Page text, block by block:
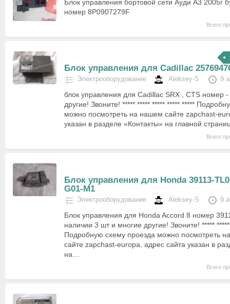
Блок управления бортовой сети Ауди А3 2005г
номер 8P0907279F
Всего
Блок управления для Cadillac
Электрооборудование Aleksey-S 9
блок управления для Cadillac SRX , CTS номер
другие! Звоните! ***** ***** ***** ***** *****
можно посмотреть на нашем сайте zapchast-
указан в разделе «Контакты» на главной
Всего
Блок управления для Honda 39113-
G01-M1
Электрооборудование Aleksey-S 9
Блок управления для Honda Accord 8 номер
наличии 3 шт и многие другие! Звоните! ***** *****
Подробную схему проезда можно посмотреть
сайте zapchast-europa, адрес сайта указан в
на…
Всего